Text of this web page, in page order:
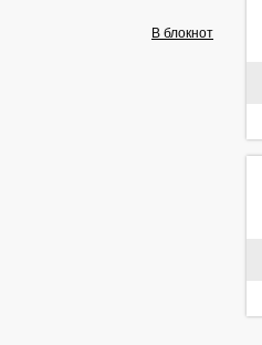
В блокнот